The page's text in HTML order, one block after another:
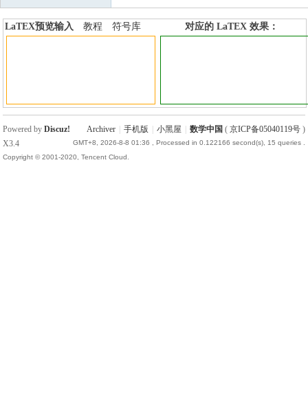
LaTEX预览输入 教程
符号库
对应的 LaTEX 效果：
Archiver 手机版 小黑屋 数学中国 ( 京ICP备05040119号)
GMT+8, 2026-8-8 01:36 , Processed in 0.122166 second(s), 15 queries .
Powered byDiscuz!
X3.4
Copyright © 2001-2020, Tencent Cloud.